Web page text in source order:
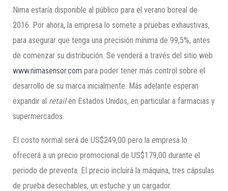
Nima estaría disponible al público para el verano boreal de
2016. Por ahora, la empresa lo somete a pruebas exhaustivas,
para asegurar que tenga una precisión mínima de 99,5%, antes
de comenzar su distribución. Se venderá a través del sitio web
www.nimasensor.com para poder tener más control sobre el
desarrollo de su marca inicialmente. Más adelante esperan
expandir al retailen Estados Unidos, en particular a farmacias y
supermercados.
El costo normal será de US$249,00 pero la empresa lo
ofrecerá a un precio promocional de US$179,00 durante el
periodo de preventa. El precio incluirá la máquina, tres cápsulas
de prueba desechables, un estuche y un cargador.